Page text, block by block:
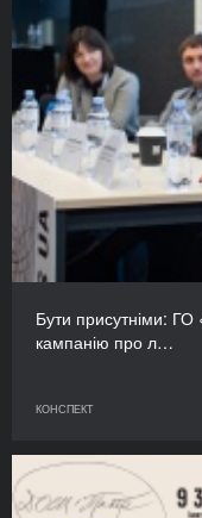
Бути присутніми:
кампанію про л…
КОНСПЕКТ